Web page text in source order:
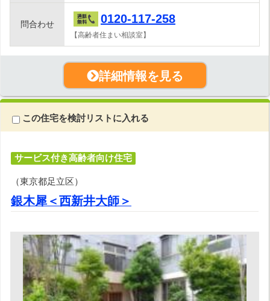
問合わせ 0120-117-258
【高齢者住まい相談室】
詳細情報を見る
この住宅を検討リストに入れる
サービス付き高齢者向け住宅
（東京都足立区）
銀木犀＜西新井大師＞